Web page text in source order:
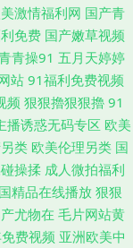
激情福利网 国产青
免费 国产嫩草视频
青操91 五月天婷婷
站 91福利免费视频
频 狠狠擼狠狠擼 91
播诱惑无码专区 欧美
类 欧美伦理另类 国
操揉 成人微拍福利
精品在线播放 狠狠
尤物在 毛片网站黄
费视频 亚洲欧美中